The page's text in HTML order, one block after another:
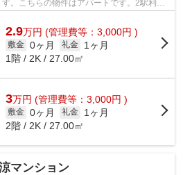
。こちらの物件はアパートです。2駅利用
ぶこと...
2.9万円 (管理費等：3,000円 )
敷金 0ヶ月 礼金
1ヶ月
1階 / 2K / 27.00㎡
3万円 (管理費等：3,000円 )
敷金 0ヶ月 礼金
1ヶ月
2階 / 2K / 27.00㎡
マンション